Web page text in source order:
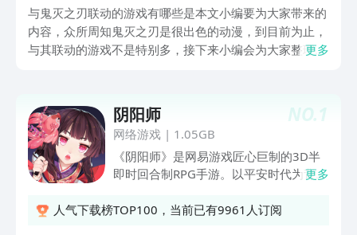
与鬼灭之刃联动的游戏有哪些是本文小编要为大家带来的
内容，众所周知鬼灭之刃是很出色的动漫，到目前为止，
与其联动的游戏不是特别多，接下来小编会为大家整理出
的动漫世界当中。
更多
NO.1
阴阳师
网络游戏| 1.05GB
《阴阳师》是网易游戏匠心巨制的3D半
即时回合制RPG手游。以平安时代为背
意的画风下，玩家将化身实力强大的阴阳
更多
人气下载榜TOP100，当前已有9961人订阅